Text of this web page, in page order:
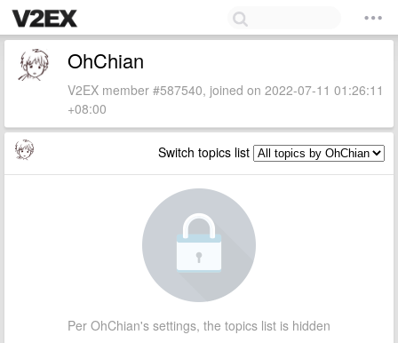
OhChian
V2EX member #587540, joined on 2022-07-11 01:26:11
+08:00
Switch topics list
Per OhChian's settings, the topics list is hidden